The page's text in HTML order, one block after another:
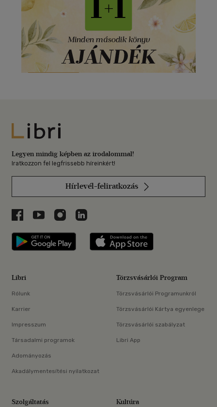
Libri
Legyen mindig képben az irodalommal!
Iratkozzon fel legfrissebb híreinkért!
Hírlevél-feliratkozás
Libri a Facebookon
Libri a Youtube-on
Libri az Instagramon
Libri a LinkedInen
Libri applikáció Szerezd meg: Google
Libri
Rólunk
Karrier
Impresszum
Társadalmi programok
Adományozás
Akadálymentesítési nyilatkozat
Törzsvásárlói Program
Törzsvásárlói Programunkról
Törzsvásárlói Kártya egyenlege
Törzsvásárlói szabályzat
Libri App
Szolgáltatás Kultúra